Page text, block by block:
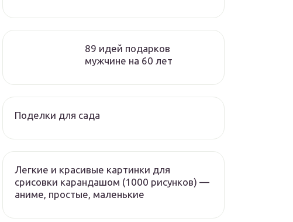
89 идей подарков
мужчине на 60 лет
Поделки для сада
Легкие и красивые картинки для
срисовки карандашом (1000 рисунков) —
аниме, простые, маленькие